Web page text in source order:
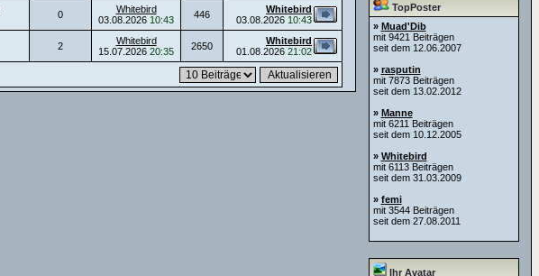
0
Whitebird
03.08.2026 10:43 446
Whitebird
03.08.2026 10:43
2
Whitebird
15.07.2026 20:35 2650
Whitebird
01.08.2026 21:02
TopPoster
» Muad'Dib
mit 9421 Beiträgen
seit dem 12.06.2007
» rasputin
mit 7873 Beiträgen
seit dem 13.02.2012
» Manne
mit 6211 Beiträgen
seit dem 10.12.2005
» Whitebird
mit 6113 Beiträgen
seit dem 31.03.2009
» femi
mit 3544 Beiträgen
seit dem 27.08.2011
Ihr Avatar